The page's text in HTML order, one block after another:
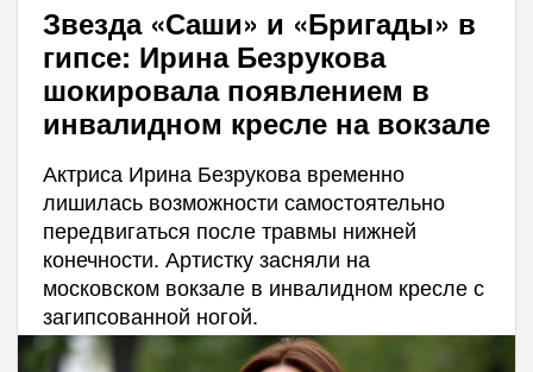
Звезда «Саши» и «Бригады» в
гипсе: Ирина Безрукова
шокировала появлением в
инвалидном кресле на вокзале
Актриса Ирина Безрукова временно
лишилась возможности самостоятельно
передвигаться после травмы нижней
конечности. Артистку засняли на
московском вокзале в инвалидном кресле с
загипсованной ногой.